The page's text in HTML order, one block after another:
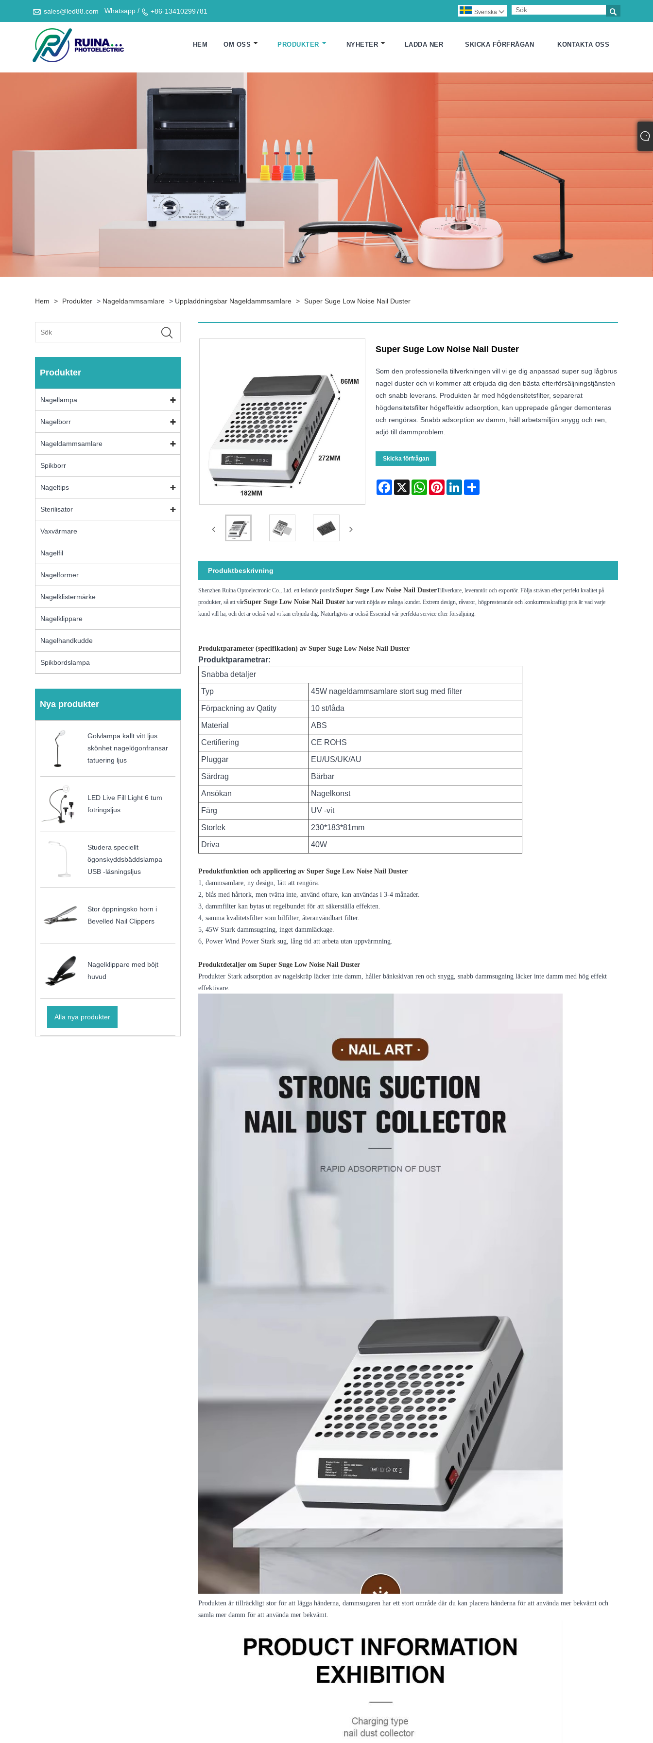
 sales@led88.com Whatsapp /  +86-13410299781 
Svenska 
HEM OM OSS PRODUKTER NYHETER LADDA NER SKICKA FÖRFRÅGAN KONTAKTA OSS
Hem > Produkter > Nageldammsamlare > Uppladdningsbar Nageldammsamlare > Super Suge Low Noise Nail Duster
Produkter
Nagellampa
Nagelborr
Nageldammsamlare
Spikborr
Nageltips
Sterilisator
Vaxvärmare
Nagelfil
Nagelformer
Nagelklistermärke
Nagelklippare
Nagelhandkudde
Spikbordslampa
Nya produkter
Golvlampa kallt vitt ljus
skönhet nagelögonfransar
tatuering ljus
LED Live Fill Light 6 tum
fotringsljus
Studera speciellt
ögonskyddsbäddslampa
USB -läsningsljus
Stor öppningsko horn i
Bevelled Nail Clippers
Nagelklippare med böjt
huvud
Alla nya produkter
Super Suge Low Noise Nail Duster
Som den professionella tillverkningen vill vi ge dig anpassad super sug lågbrus
nagel duster och vi kommer att erbjuda dig den bästa efterförsäljningstjänsten
och snabb leverans. Produkten är med högdensitetsfilter, separerat
högdensitetsfilter högeffektiv adsorption, kan upprepade gånger demonteras
och rengöras. Snabb adsorption av damm, håll arbetsmiljön snygg och ren,
adjö till dammproblem.
Skicka förfrågan
Facebook
X WhatsAppPinterestLinkedInShare
Produktbeskrivning
Shenzhen Ruina Optoelectronic Co., Ltd. ett ledande porslinSuper Suge Low Noise Nail DusterTillverkare, leverantör och exportör. Följa strävan efter perfekt kvalitet på
produkter, så att vårSuper Suge Low Noise Nail Duster har varit nöjda av många kunder. Extrem design, råvaror, högpresterande och konkurrenskraftigt pris är vad varje
kund vill ha, och det är också vad vi kan erbjuda dig. Naturligtvis är också Essential vår perfekta service efter försäljning.
Produktparameter (specifikation) av Super Suge Low Noise Nail Duster
Produktparametrar:
Snabba detaljer
Typ 45W nageldammsamlare stort sug med filter
Förpackning av Qatity 10 st/låda
Material ABS
Certifiering CE ROHS
Pluggar EU/US/UK/AU
Särdrag Bärbar
Ansökan Nagelkonst
Färg UV -vit
Storlek 230*183*81mm
Driva 40W
Produktfunktion och applicering av Super Suge Low Noise Nail Duster
1, dammsamlare, ny design, lätt att rengöra.
2, blås med hårtork, men tvätta inte, använd oftare, kan användas i 3-4 månader.
3, dammfilter kan bytas ut regelbundet för att säkerställa effekten.
4, samma kvalitetsfilter som bilfilter, återanvändbart filter.
5, 45W Stark dammsugning, inget dammläckage.
6, Power Wind Power Stark sug, lång tid att arbeta utan uppvärmning.
Produktdetaljer om Super Suge Low Noise Nail Duster
Produkter Stark adsorption av nagelskräp läcker inte damm, håller bänkskivan ren och snygg, snabb dammsugning läcker inte damm med hög effekt
effektivare.
Produkten är tillräckligt stor för att lägga händerna, dammsugaren har ett stort område där du kan placera händerna för att använda mer bekvämt och
samla mer damm för att använda mer bekvämt.